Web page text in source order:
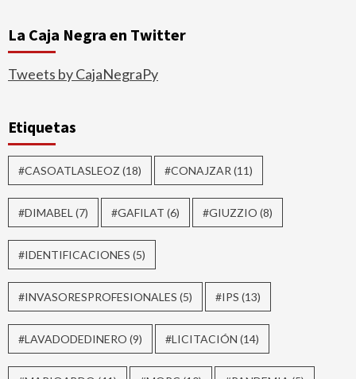
La Caja Negra en Twitter
Tweets by CajaNegraPy
Etiquetas
#CASOATLASLEOZ (18) #CONAJZAR (11)
#DIMABEL (7) #GAFILAT (6) #GIUZZIO (8)
#IDENTIFICACIONES (5)
#INVASORESPROFESIONALES (5) #IPS (13)
#LAVADODEDINERO (9) #LICITACIÓN (14)